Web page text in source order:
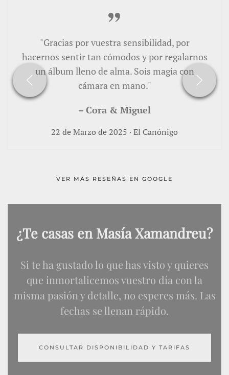
"Gracias por vuestra sensibilidad, por
hacernos sentir tan cómodos y por regalarnos
un álbum lleno de alma. Sois magia con
cámara en mano."
– Cora & Miguel
22 de Marzo de 2025 · El Canónigo
VER MÁS RESEÑAS EN GOOGLE
¿Te casas en Masía Xamandreu?
Si te ha gustado lo que has visto y quieres
que inmortalicemos vuestro día con la
misma pasión y detalle, no esperes más. Las
fechas se llenan rápido.
CONSULTAR DISPONIBILIDAD Y TARIFAS